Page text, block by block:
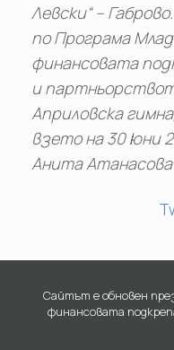
Левски“ –
по Програма
финансовата
и
Априловска
взето на 30 юни
Анита Атанасова
Сайтът е обновен
финансовата